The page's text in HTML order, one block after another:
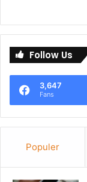
Follow Us
3,647
Fans
Populer